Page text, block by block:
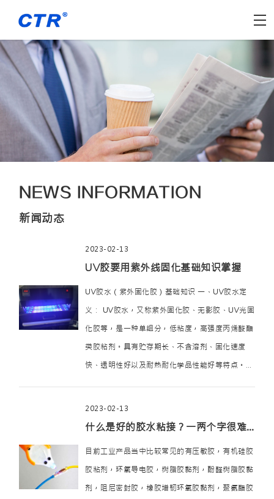
NEWS INFORMATION
新闻动态
2023-02-13
UV胶要用紫外线固化基础知识掌握
UV胶水（紫外固化胶）基础知识 一、UV胶水定
义： UV胶水，又称紫外固化胶、无影胶、UV光固
化胶等，是一种单组分，低粘度，高强度丙烯酸酯
类胶粘剂。具有贮存期长、不含溶剂、固化速度
快、透明性好以及耐热耐化学品性能好等特点。
钟内便可表干。部分UV胶水为了补足紫 …
2023-02-13
什么是好的胶水粘接？一两个字很难理解
目前工业产品当中比较常见的有压敏胶，有机硅胶
胶粘剂，环氧导电胶，树脂胶黏剂，酚醛树脂胶黏
剂，阻尼密封胶，橡胶增韧环氧胶黏剂，聚氨酯胶